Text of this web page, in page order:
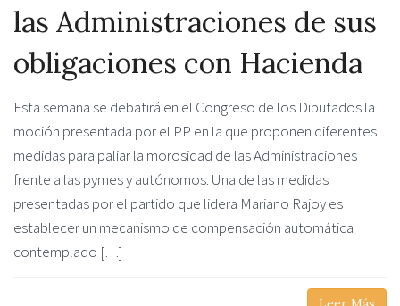
las Administraciones de sus
obligaciones con Hacienda
Esta semana se debatirá en el Congreso de los Diputados la
moción presentada por el PP en la que proponen diferentes
medidas para paliar la morosidad de las Administraciones
frente a las pymes y autónomos. Una de las medidas
presentadas por el partido que lidera Mariano Rajoy es
establecer un mecanismo de compensación automática
contemplado […]